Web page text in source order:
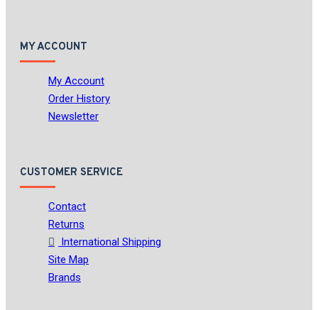
MY ACCOUNT
My Account
Order History
Newsletter
CUSTOMER SERVICE
Contact
Returns
International Shipping
Site Map
Brands